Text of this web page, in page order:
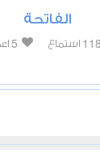
الفاتحة
استماع 5